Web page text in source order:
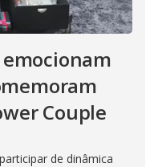
Couple
de dinâmica